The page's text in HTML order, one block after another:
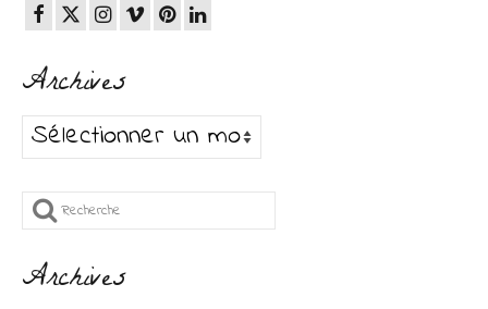
Archives
Archives
Rechercher
Archives